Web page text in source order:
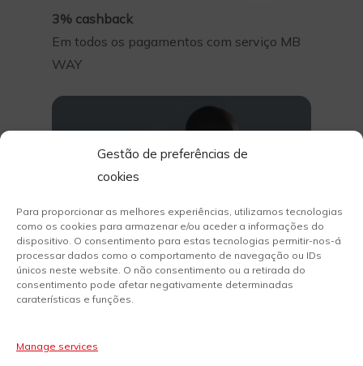
Gestão de preferências de
cookies
Para proporcionar as melhores experiências, utilizamos tecnologias
como os cookies para armazenar e/ou aceder a informações do
dispositivo. O consentimento para estas tecnologias permitir-nos-á
processar dados como o comportamento de navegação ou IDs
únicos neste website. O não consentimento ou a retirada do
consentimento pode afetar negativamente determinadas
caraterísticas e funções.
Manage services
3% cashback
Em todos os pagamentos com serviço MB
WAY
Giovanni Galli
5% cashback
Ao realizares dois pagamentos com serviço
MB WAY